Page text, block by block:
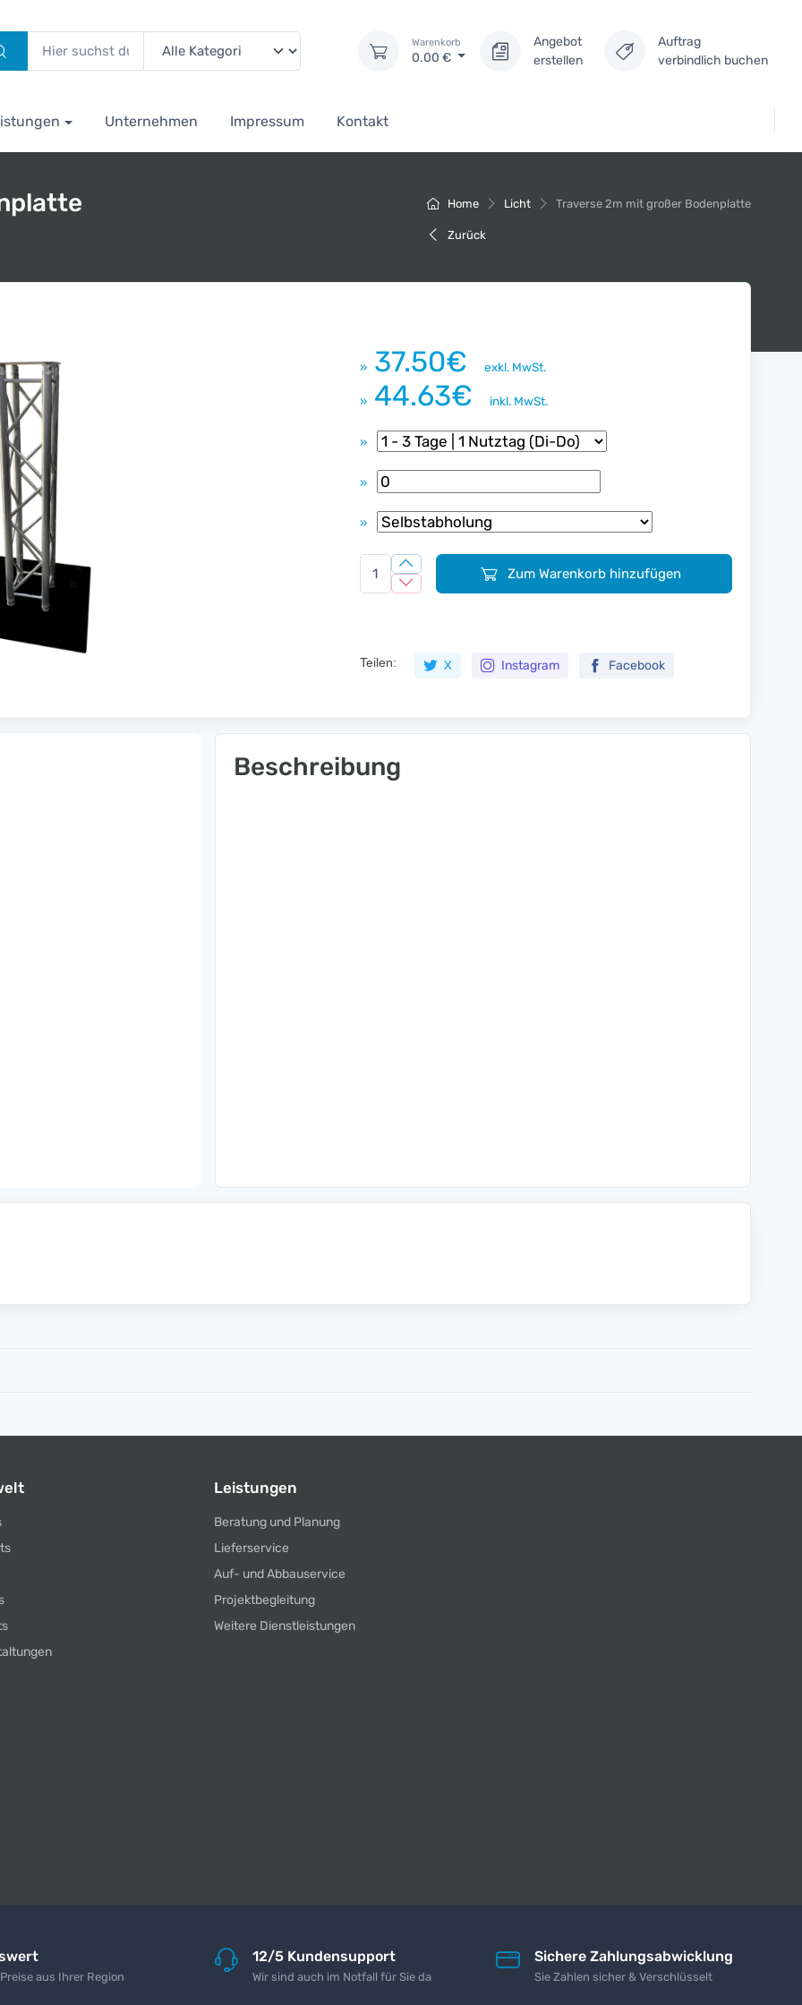
Warenkorb
0.00 €
Angebot
erstellen
Auftrag
verbindlich buchen
Unternehmen Impressum Kontakt
Home Licht Traverse 2m mit großer Bodenplatte
Zurück
» 37.50€ exkl. MwSt.
» 44.63€ inkl. MwSt.
»
»
»
Zum Warenkorb hinzufügen
Teilen: X Instagram Facebook
Beschreibung
Leistungen
Beratung und Planung
Lieferservice
Auf- und Abbauservice
Projektbegleitung
Weitere Dienstleistungen
aus Ihrer Region
12/5 Kundensupport
Wir sind auch im Notfall für Sie da
Sichere Zahlungsabwicklung
Sie Zahlen sicher & Verschlüsselt